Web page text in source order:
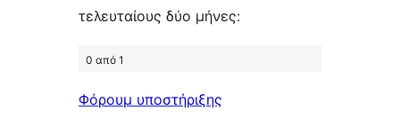
τελευταίους δύο μήνες:
0 από 1
Φόρουμ υποστήριξης